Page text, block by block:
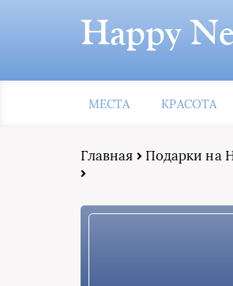
Happy
МЕСТА КРАСОТА
Главная Подарки на